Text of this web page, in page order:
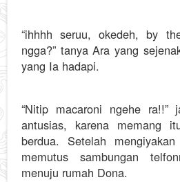
“ihhhh seruu, okedeh, by
ngga?” tanya Ara yang
yang Ia hadapi.
“Nitip macaroni ngehe ra!!”
antusias, karena memang
berdua. Setelah
memutus sambungan
menuju rumah Dona.